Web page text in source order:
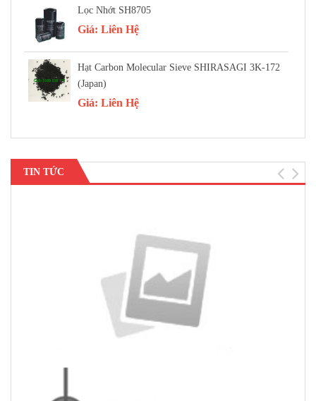
Lọc Nhớt SH8705
Giá: Liên Hệ
Hạt Carbon Molecular Sieve SHIRASAGI 3K-172
(Japan)
Giá: Liên Hệ
TIN TỨC